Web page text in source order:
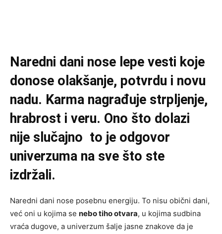
Naredni dani nose lepe vesti koje
donose olakšanje, potvrdu i novu
nadu. Karma nagrađuje strpljenje,
hrabrost i veru. Ono što dolazi
nije slučajno to je odgovor
univerzuma na sve što ste
izdržali.
Naredni dani nose posebnu energiju. To nisu obični dani,
već oni u kojima se nebo tiho otvara, u kojima sudbina
vraća dugove, a univerzum šalje jasne znakove da je